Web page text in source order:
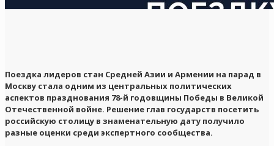
Поездка лидеров стан Средней Азии и Армении на парад в
Москву стала одним из центральных политических
аспектов празднования 78-й годовщины Победы в Великой
Отечественной войне. Решение глав государств посетить
российскую столицу в знаменательную дату получило
разные оценки среди экспертного сообщества.